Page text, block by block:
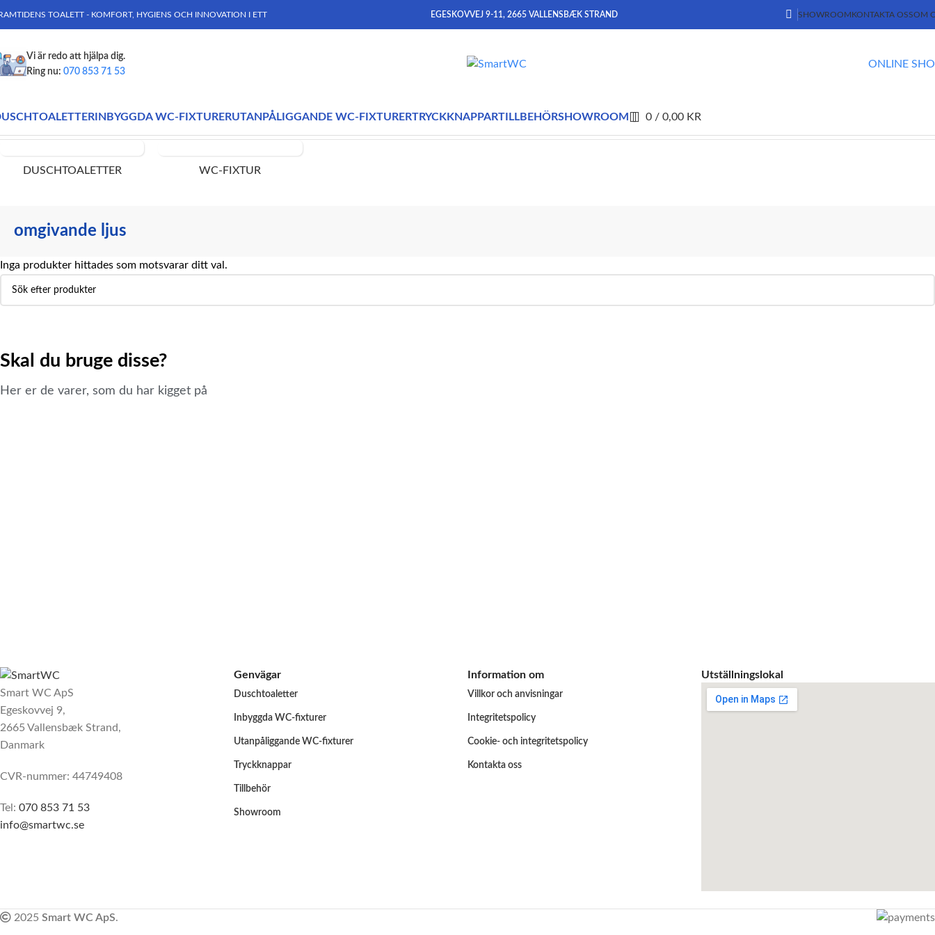
TOALETT - KOMFORT, HYGIENS OCH INNOVATION I ETT EGESKOVVEJ 9-11, 2665 VALLENSBÆK STRAND SHOWROOMKONTAKTA OSSOM
Vi är redo att hjälpa dig.
Ring nu: 070 853 71 53
ONLINE
INBYGGDA WC-FIXTURERUTANPÅLIGGANDE WC-FIXTURERTRYCKKNAPPARTILLBEHÖRSHOWROOM 0 / 0,00 KR
DUSCHTOALETTER WC-FIXTUR
omgivande ljus
Inga produkter hittades som motsvarar ditt val.
Skal du bruge disse?
Her er de varer, som du har kigget på
Smart WC ApS
Egeskovvej 9,
2665 Vallensbæk Strand,
Danmark
CVR-nummer: 44749408
Tel: 070 853 71 53
info@smartwc.se
Genvägar
Duschtoaletter
Inbyggda WC-fixturer
Utanpåliggande WC-fixturer
Tryckknappar
Tillbehör
Showroom
Information om
Villkor och anvisningar
Integritetspolicy
Cookie- och integritetspolicy
Kontakta oss
Utställningslokal
2025 Smart WC ApS.